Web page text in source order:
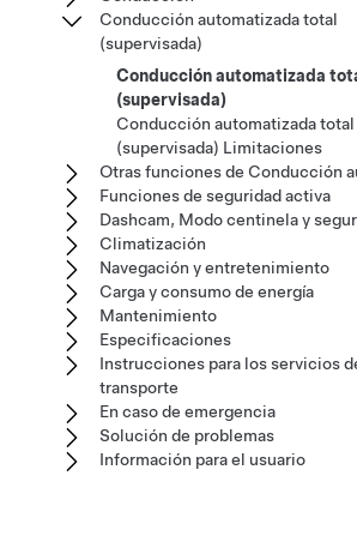
Conducción automatizada total
(supervisada)
Conducción automatizada
(supervisada)
Conducción automatizada total
(supervisada) Limitaciones
Otras funciones de Conducción
Funciones de seguridad activa
Dashcam, Modo centinela y
Climatización
Navegación y entretenimiento
Carga y consumo de energía
Mantenimiento
Especificaciones
Instrucciones para los servicios
transporte
En caso de emergencia
Solución de problemas
Información para el usuario